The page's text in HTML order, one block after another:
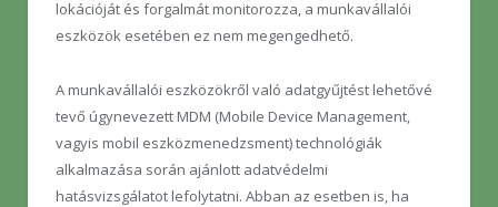
lokációját és forgalmát monitorozza, a munkavállalói
eszközök esetében ez nem megengedhető.
A munkavállalói eszközökről való adatgyűjtést lehetővé
tevő úgynevezett MDM (Mobile Device Management,
vagyis mobil eszközmenedzsment) technológiák
alkalmazása során ajánlott adatvédelmi
hatásvizsgálatot lefolytatni. Abban az esetben is, ha